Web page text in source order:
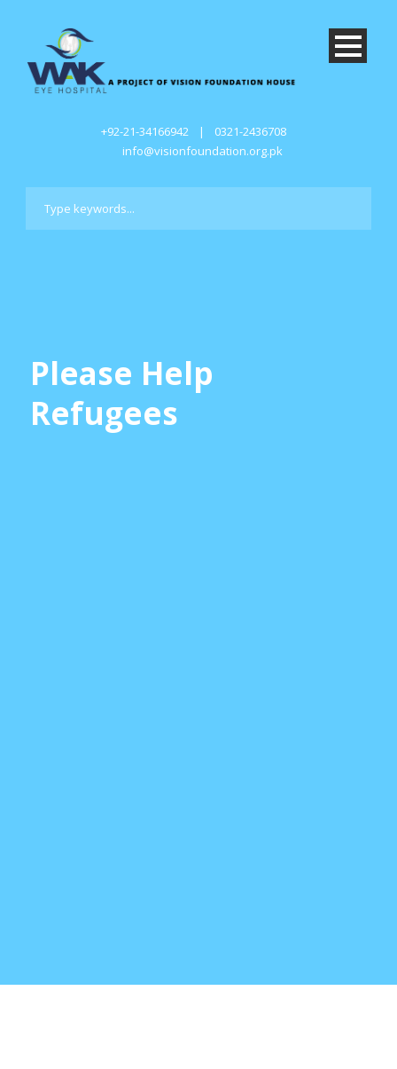
+92-21-34166942 |
0321-2436708
info@visionfoundation.org.pk
Please Help
Refugees